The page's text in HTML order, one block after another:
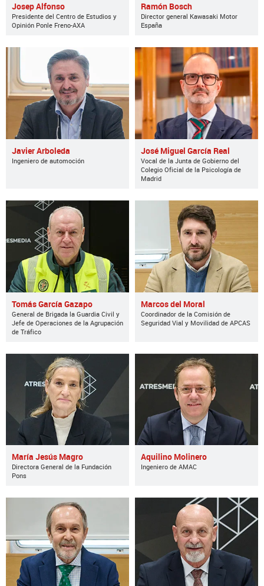
Josep Alfonso
Presidente del Centro de Estudios y
Opinión Ponle Freno-AXA
Ramón Bosch
Director general Kawasaki Motor
España
Javier Arboleda
Ingeniero de automoción
José Miguel García Real
Vocal de la Junta de Gobierno del
Colegio Oficial de la Psicología de
Madrid
Tomás García Gazapo
General de Brigada la Guardia Civil y
Jefe de Operaciones de la Agrupación
de Tráfico
Marcos del Moral
Coordinador de la Comisión de
Seguridad Vial y Movilidad de APCAS
María Jesús Magro
Directora General de la Fundación
Pons
Aquilino Molinero
Ingeniero de AMAC